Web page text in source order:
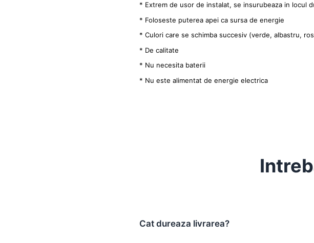
* Extrem de usor de instalat, se insurubeaza in locul
* Foloseste puterea apei ca sursa de energie
* Culori care se schimba succesiv (verde, albastru,
* De calitate
* Nu necesita baterii
* Nu este alimentat de energie electrica
Cat dureaza livrarea?